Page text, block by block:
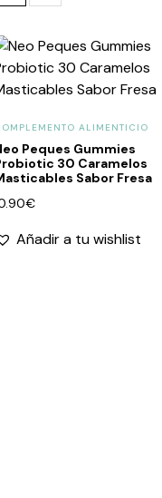
ALIMENTICIO
Peques Gummies
30 Caramelos
Sabor Fresa
€
Añadir a tu wishlist